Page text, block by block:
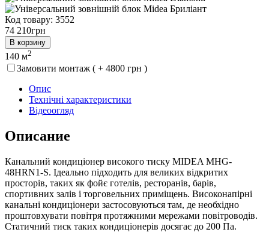
Код товару: 3552
74 210грн
В корзину
140 м2
Замовити монтаж ( + 4800 грн )
Опис
Технічні характеристики
Відеоогляд
Описание
Канальний кондиціонер високого тиску MIDEA MHG-
48HRN1-S. Ідеально підходить для великих відкритих
просторів, таких як фойє готелів, ресторанів, барів,
спортивних залів і торговельних приміщень. Високонапірні
канальні кондиціонери застосовуються там, де необхідно
проштовхувати повітря протяжними мережами повітроводів.
Статичний тиск таких кондиціонерів досягає до 200 Па.